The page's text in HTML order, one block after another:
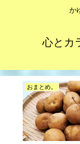
か
心とカ
おまとめ。